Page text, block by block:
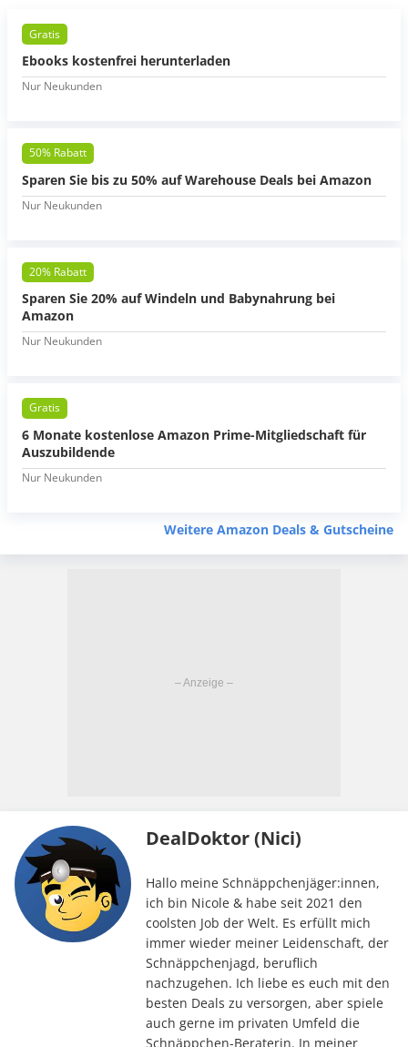
Gratis
Ebooks kostenfrei herunterladen
Nur Neukunden
50% Rabatt
Sparen Sie bis zu 50% auf Warehouse Deals bei Amazon
Nur Neukunden
20% Rabatt
Sparen Sie 20% auf Windeln und Babynahrung bei
Amazon
Nur Neukunden
Gratis
6 Monate kostenlose Amazon Prime-Mitgliedschaft für
Auszubildende
Nur Neukunden
Weitere Amazon Deals & Gutscheine
DealDoktor (Nici)
Hallo meine Schnäppchenjäger:innen,
ich bin Nicole & habe seit 2021 den
coolsten Job der Welt. Es erfüllt mich
immer wieder meiner Leidenschaft, der
Schnäppchenjagd, beruflich
nachzugehen. Ich liebe es euch mit den
besten Deals zu versorgen, aber spiele
auch gerne im privaten Umfeld die
Schnäppchen-Beraterin. In meiner